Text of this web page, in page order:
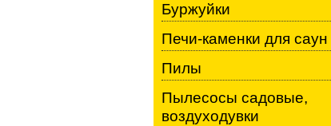
Буржуйки
Печи-каменки для саун
Пилы
Пылесосы садовые,
воздуходувки